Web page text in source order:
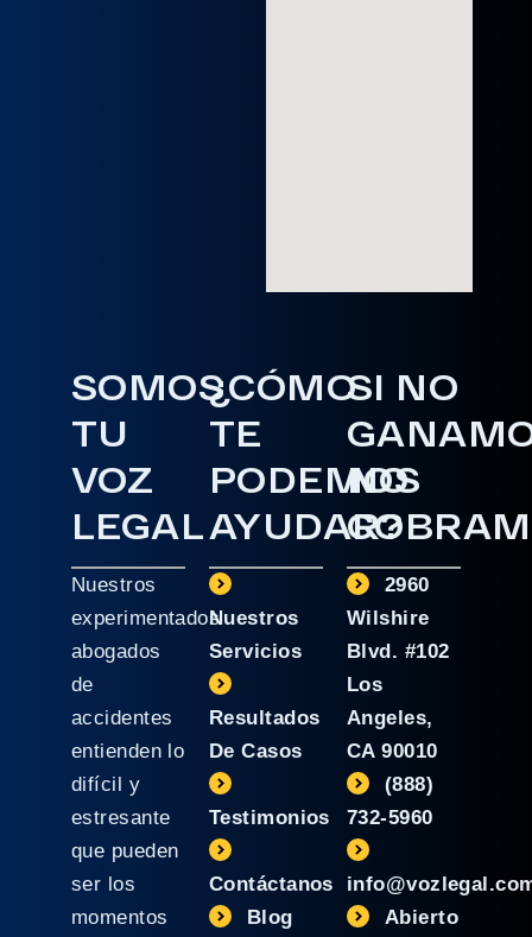
SOMOS
TU
VOZ
LEGAL
Nuestros
experimentados
abogados
de
accidentes
entienden lo
difícil y
estresante
que pueden
ser los
momentos
¿CÓMO
TE
PODEMOS
AYUDAR?
Nuestros
Servicios
Resultados
De Casos
Testimonios
Contáctanos
Blog
SI NO
NO
2960
Wilshire
Blvd. #102
Los
Angeles,
CA 90010
(888)
732-5960
Abierto